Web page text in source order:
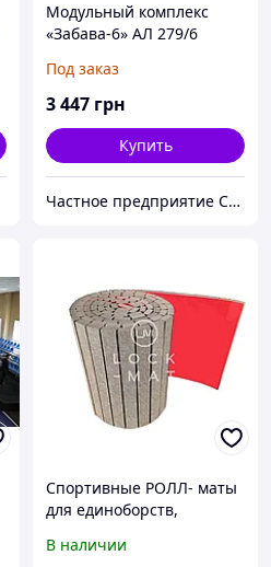
Модульный комплекс
«Забава-6» АЛ 279/6
Под заказ
3 447 грн
Купить
Частное предприятие София Мед
Спортивные РОЛЛ- маты
для единоборств,
В наличии